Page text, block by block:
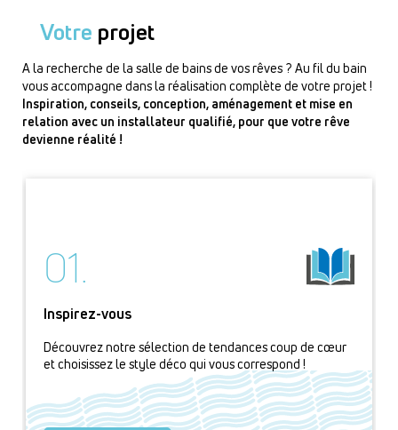
Votre projet
A la recherche de la salle de bains de vos rêves ? Au fil du bain
vous accompagne dans la réalisation complète de votre projet !
Inspiration, conseils, conception, aménagement et mise en
relation avec un installateur qualifié, pour que votre rêve
devienne réalité !
01.
Inspirez-vous
Découvrez notre sélection de tendances coup de cœur
et choisissez le style déco qui vous correspond !